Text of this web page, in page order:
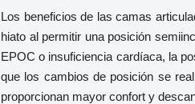
Los beneficios de las camas
hiato al permitir una posición
EPOC o insuficiencia cardíaca, la
que los cambios de posición se
proporcionan mayor confort y